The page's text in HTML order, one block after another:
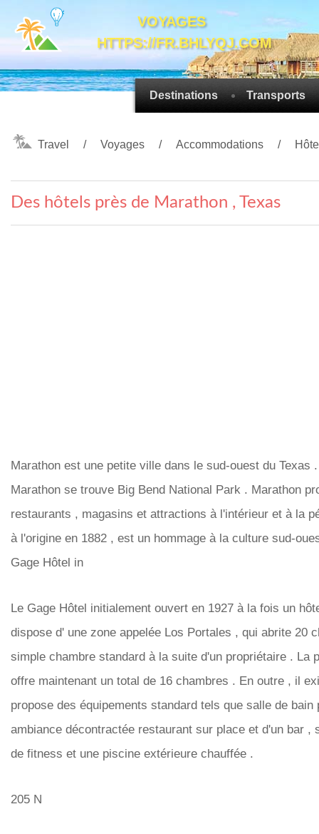
VOYAGES
HTTPS://FR.BHLYQJ.COM
Destinations Transports
Travel Voyages Accommodations
Des hôtels près de Marathon , Texas
Marathon est une petite ville dans le sud-ouest du Texas
Marathon se trouve Big Bend National Park . Marathon
restaurants , magasins et attractions à l'intérieur et à la
à l'origine en 1882 , est un hommage à la culture sud-
Gage Hôtel in
Le Gage Hôtel initialement ouvert en 1927 à la fois un
dispose d' une zone appelée Los Portales , qui abrite 20
simple chambre standard à la suite d'un propriétaire . La
offre maintenant un total de 16 chambres . En outre , il
propose des équipements standard tels que salle de
ambiance décontractée restaurant sur place et d'un bar
de fitness et une piscine extérieure chauffée .
205 N